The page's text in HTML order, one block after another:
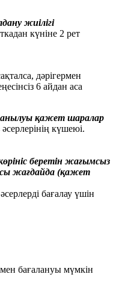
жиілігі
күніне 2 рет
дәрігермен
6 айдан аса
қажет шаралар
күшеюі.
беретін жағымсыз
жағдайда (қажет
бағалау үшін
бағалануы мүмкін